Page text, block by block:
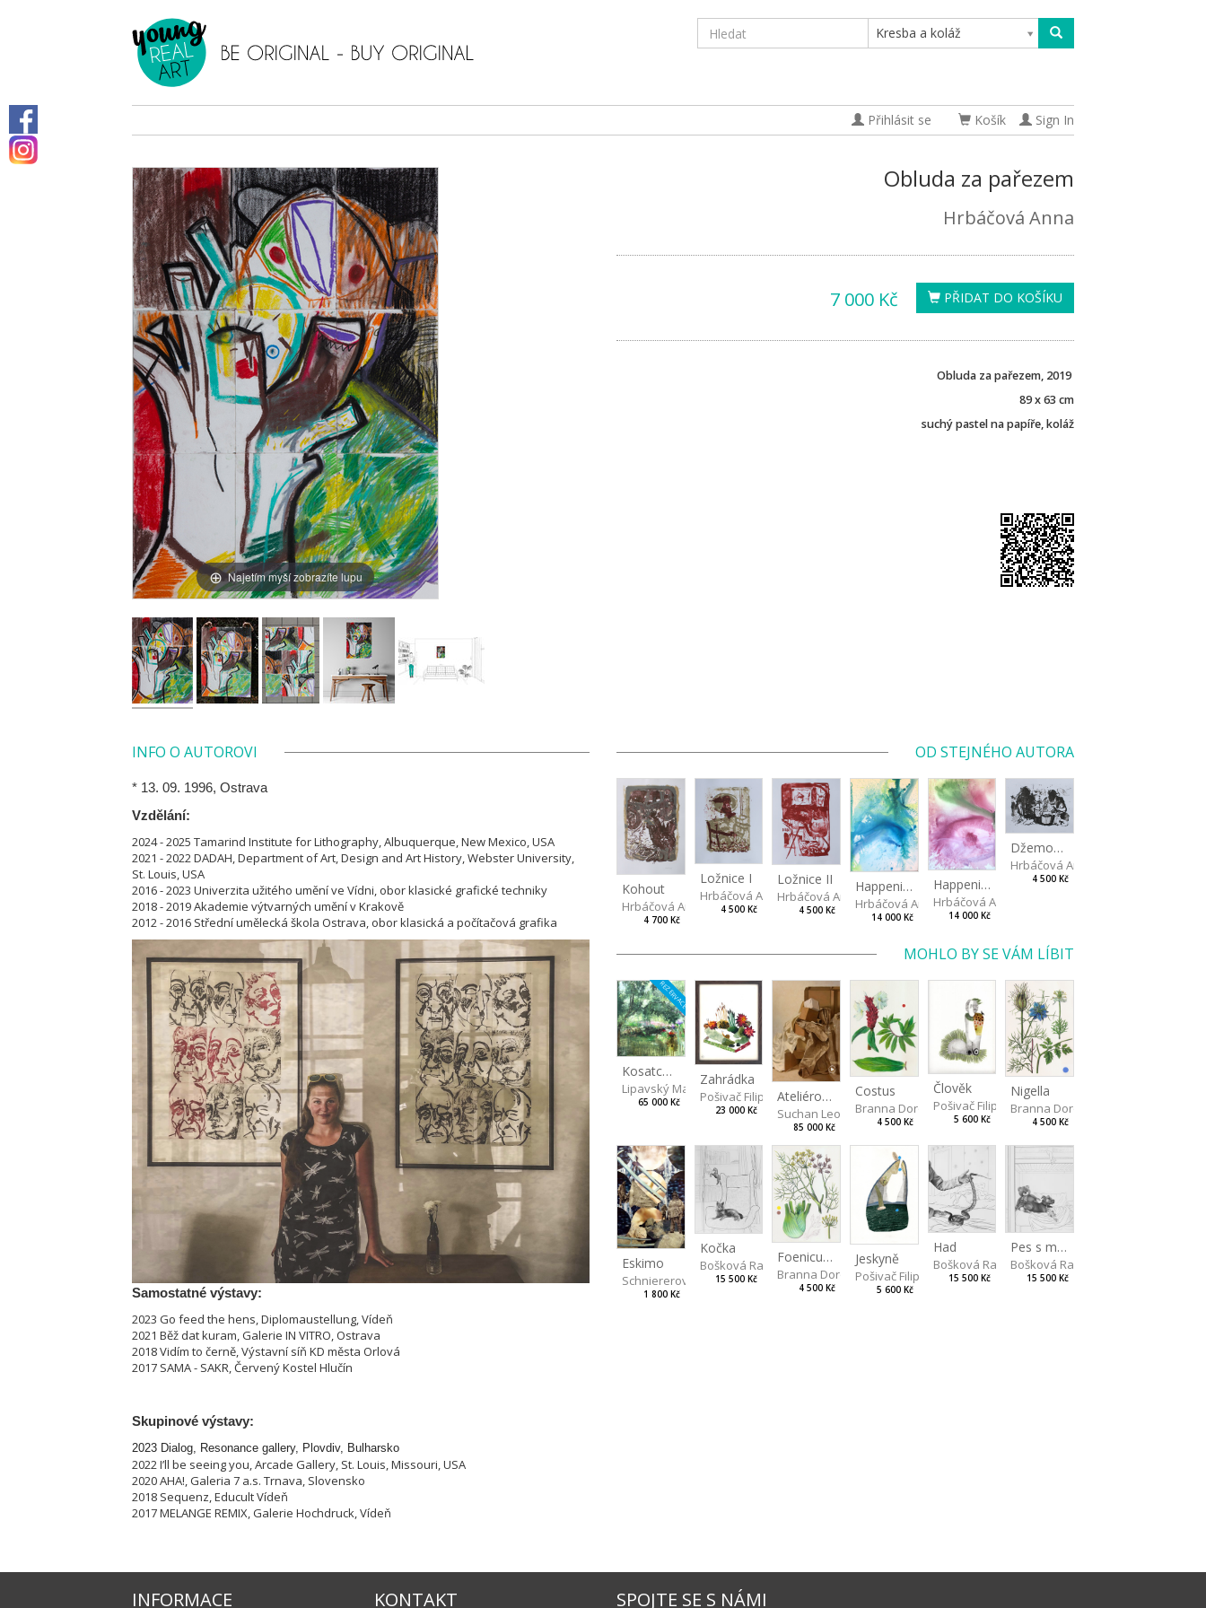
Kresba a koláž
Sign In
Přihlásit se Košík
Najetím myší zobrazíte lupu
Obluda za pařezem
Hrbáčová Anna
PŘIDAT DO KOŠÍKU
7 000 Kč
Obluda za pařezem, 2019
89 x 63 cm
suchý pastel na papíře, koláž
INFO O AUTOROVI
* 13. 09. 1996, Ostrava
Vzdělání:
2024 - 2025 Tamarind Institute for Lithography, Albuquerque, New Mexico, USA
2021 - 2022 DADAH, Department of Art, Design and Art History, Webster University,
St. Louis, USA
2016 - 2023 Univerzita užitého umění ve Vídni, obor klasické grafické techniky
2018 - 2019 Akademie výtvarných umění v Krakově
2012 - 2016 Střední umělecká škola Ostrava, obor klasická a počítačová grafika
Samostatné výstavy:
2023 Go feed the hens, Diplomaustellung, Vídeň
2021 Běž dat kuram, Galerie IN VITRO, Ostrava
2018 Vidím to černě, Výstavní síň KD města Orlová
2017 SAMA - SAKR, Červený Kostel Hlučín
Skupinové výstavy:
2023 Dialog, Resonance gallery, Plovdiv, Bulharsko
2022 I’ll be seeing you, Arcade Gallery, St. Louis, Missouri, USA
2020 AHA!, Galeria 7 a.s. Trnava, Slovensko
2018 Sequenz, Educult Vídeň
2017 MELANGE REMIX, Galerie Hochdruck, Vídeň
OD STEJNÉHO AUTORA
Kohout
Hrbáčová Anna
4 700 Kč
Ložnice I
Hrbáčová Anna
4 500 Kč
Ložnice II
Hrbáčová Anna
4 500 Kč
Happening I
Hrbáčová Anna
14 000 Kč
Happening II
Hrbáčová Anna
14 000 Kč
Džemování
Hrbáčová Anna
4 500 Kč
MOHLO BY SE VÁM LÍBIT
REZERVACE
Kosatcová zahrada
Lipavský Matěj
65 000 Kč
Zahrádka
Pošivač Filip
23 000 Kč
Ateliérové zátiší
Suchan Leoš
85 000 Kč
Costus
Branna Dorota
4 500 Kč
Člověk
Pošivač Filip
5 600 Kč
Nigella
Branna Dorota
4 500 Kč
Eskimo
Schniererová Miriama
1 800 Kč
Kočka
Bošková Radka
15 500 Kč
Foeniculum
Branna Dorota
4 500 Kč
Jeskyně
Pošivač Filip
5 600 Kč
Had
Bošková Radka
15 500 Kč
Pes s medvědem
Bošková Radka
15 500 Kč
INFORMACE KONTAKT SPOJTE SE S NÁMI